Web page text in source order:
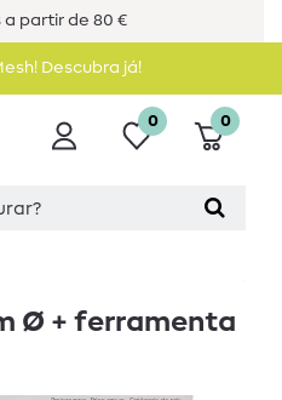
a partir de 80 €
Descubra já!
0 0
Ø + ferramenta